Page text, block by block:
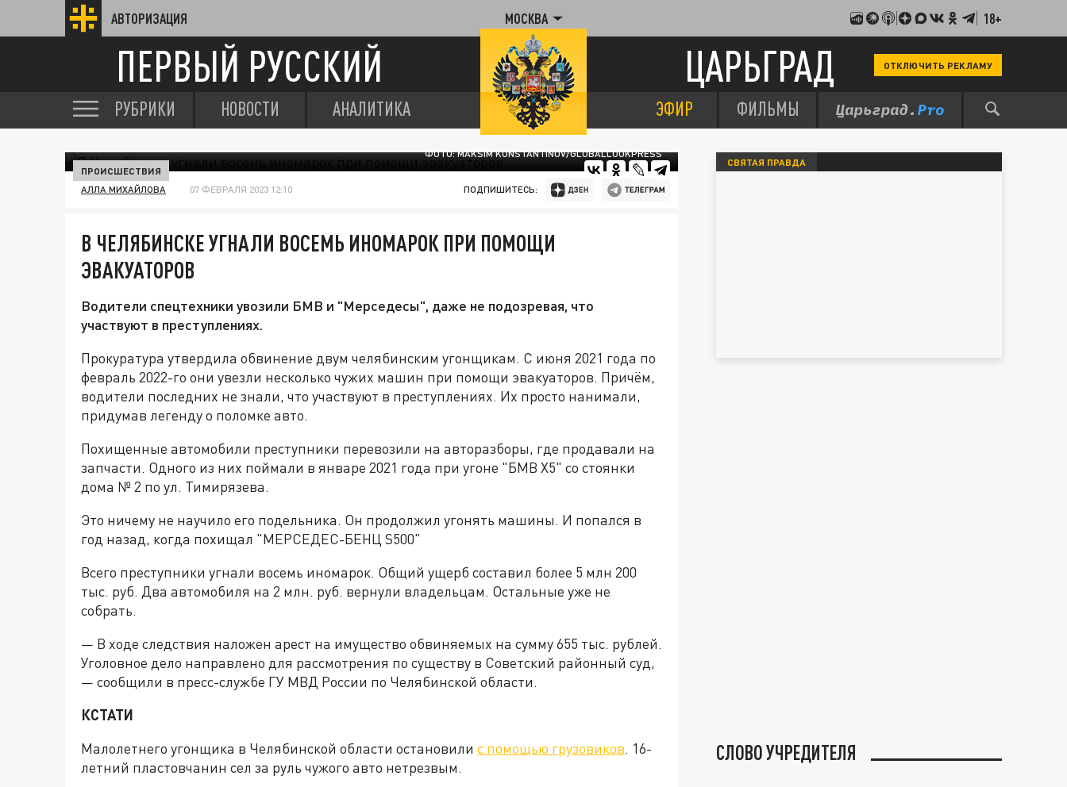
АВТОРИЗАЦИЯ МОСКВА 18+
ПЕРВЫЙ РУССКИЙ ЦАРЬГРАД ОТКЛЮЧИТЬ РЕКЛАМУ
РУБРИКИ НОВОСТИ АНАЛИТИКА ЭФИР ФИЛЬМЫ
ФОТО: MAKSIM KONSTANTINOV/GLOBALLOOKPRESS
ПРОИСШЕСТВИЯ
АЛЛА МИХАЙЛОВА 07 ФЕВРАЛЯ 2023 12:10 ПОДПИШИТЕСЬ:
В ЧЕЛЯБИНСКЕ УГНАЛИ ВОСЕМЬ ИНОМАРОК ПРИ ПОМОЩИ
ЭВАКУАТОРОВ
Водители спецтехники увозили БМВ и "Мерседесы", даже не подозревая, что
участвуют в преступлениях.
Прокуратура утвердила обвинение двум челябинским угонщикам. С июня 2021 года по
февраль 2022-го они увезли несколько чужих машин при помощи эвакуаторов. Причём,
водители последних не знали, что участвуют в преступлениях. Их просто нанимали,
придумав легенду о поломке авто.
Похищенные автомобили преступники перевозили на авторазборы, где продавали на
запчасти. Одного из них поймали в январе 2021 года при угоне "БМВ Х5" со стоянки
дома № 2 по ул. Тимирязева.
Это ничему не научило его подельника. Он продолжил угонять машины. И попался в
год назад, когда похищал "МЕРСЕДЕС-БЕНЦ S500"
Всего преступники угнали восемь иномарок. Общий ущерб составил более 5 млн 200
тыс. руб. Два автомобиля на 2 млн. руб. вернули владельцам. Остальные уже не
собрать.
— В ходе следствия наложен арест на имущество обвиняемых на сумму 655 тыс. рублей.
Уголовное дело направлено для рассмотрения по существу в Советский районный суд,
— сообщили в пресс-службе ГУ МВД России по Челябинской области.
КСТАТИ
Малолетнего угонщика в Челябинской области остановили с помощью грузовиков. 16-
летний пластовчанин сел за руль чужого авто нетрезвым.
СВЯТАЯ ПРАВДА
СЛОВО УЧРЕДИТЕЛЯ